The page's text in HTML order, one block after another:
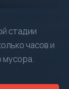
стадии
часов и
мусора.